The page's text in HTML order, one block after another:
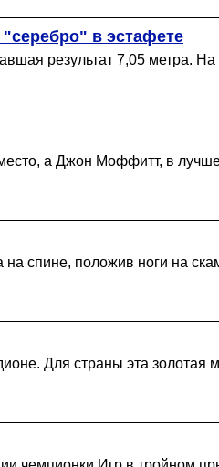
"серебро" в эстафете
результат 7,05 метра.
а Джон Моффитт, в
спине, положив ноги на
Для страны эта золотая